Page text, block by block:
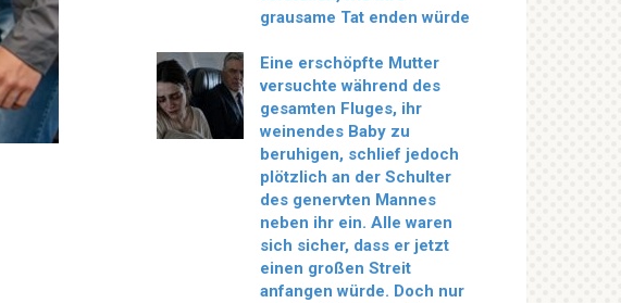
grausame Tat enden würde
Eine erschöpfte Mutter
versuchte während des
gesamten Fluges, ihr
weinendes Baby zu
beruhigen, schlief jedoch
plötzlich an der Schulter
des genervten Mannes
neben ihr ein. Alle waren
sich sicher, dass er jetzt
einen großen Streit
anfangen würde. Doch nur